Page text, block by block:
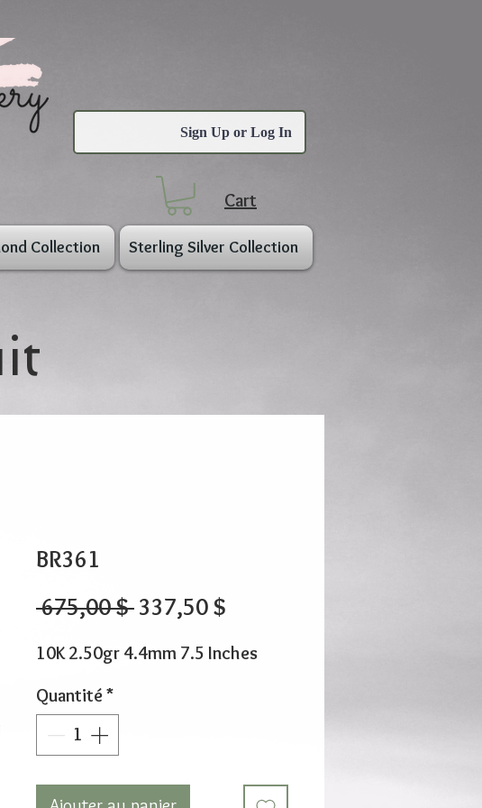
Sign Up or Log In
Cart
Collection Sterling Silver Collection
BR361
675,00 $ Prix
337,50 $
10K 2.50gr 4.4mm 7.5 Inches
Quantité*